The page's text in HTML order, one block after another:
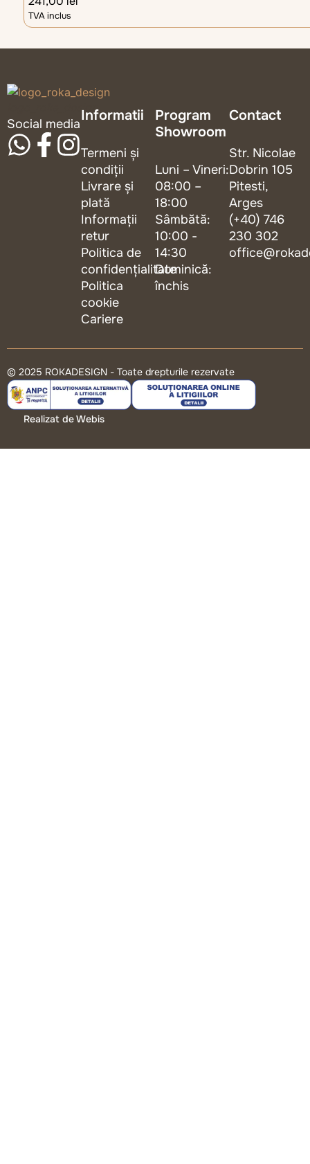
TVA inclus
logo_roka_design
Social media
Informatii
Termeni și
condiții
Livrare și
plată
Informații
retur
Politica de
confidențialitate
Politica
cookie
Cariere
Program
Showroom
Luni – Vineri:
08:00 –
18:00
Sâmbătă:
10:00 -
14:30
Duminică:
închis
Contact
Str. Nicolae
Dobrin 105
Pitesti,
Arges
(+40) 746
230 302
© 2025 ROKADESIGN - Toate drepturile rezervate
Realizat de Webis